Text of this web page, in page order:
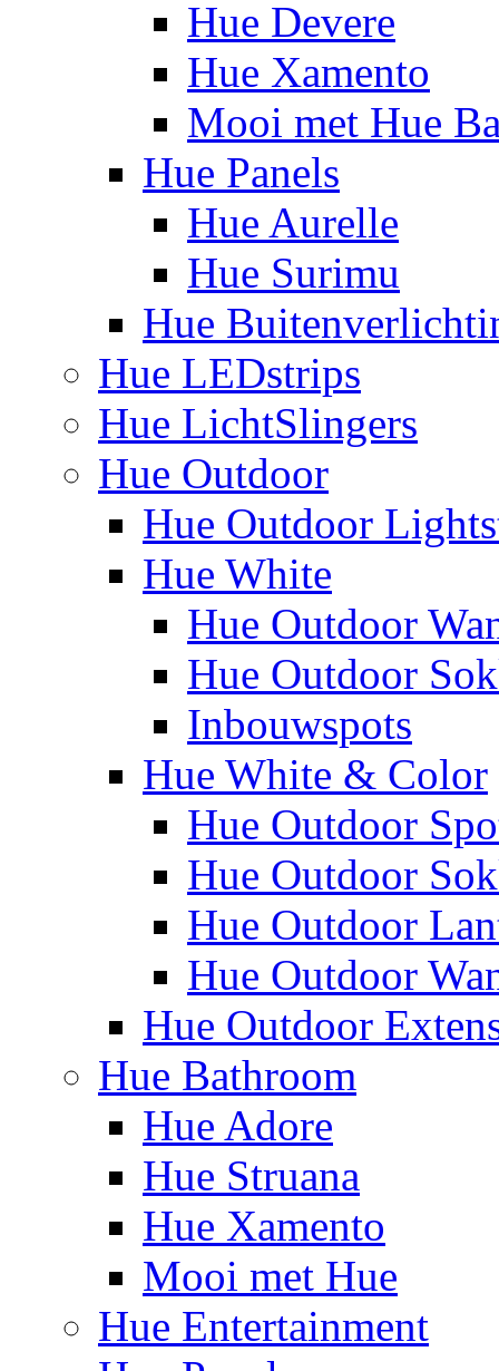
Hue Devere
Hue Xamento
Mooi met Hue
Hue Panels
Hue Aurelle
Hue Surimu
Hue
Hue LEDstrips
Hue LichtSlingers
Hue Outdoor
Hue Outdoor
Hue White
Hue Outdoor
Hue Outdoor
Inbouwspots
Hue White & Color
Hue Outdoor
Hue Outdoor
Hue Outdoor
Hue Outdoor
Hue Outdoor
Hue Bathroom
Hue Adore
Hue Struana
Hue Xamento
Mooi met Hue
Hue Entertainment